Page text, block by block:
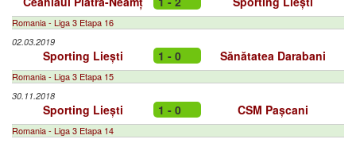
Romania - Liga 3 Etapa 16
02.03.2019
Sporting Liești 1 - 0 Sănătatea Darabani
Romania - Liga 3 Etapa 15
30.11.2018
Sporting Liești 1 - 0 CSM Pașcani
Romania - Liga 3 Etapa 14